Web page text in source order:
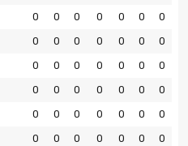
0 0 0 0 0 0 0
0 0 0 0 0 0 0
0 0 0 0 0 0 0
0 0 0 0 0 0 0
0 0 0 0 0 0 0
0 0 0 0 0 0 0